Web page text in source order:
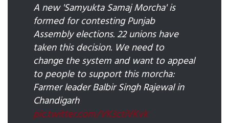
A new 'Samyukta Samaj Morcha' is
formed for contesting Punjab
Assembly elections. 22 unions have
taken this decision. We need to
change the system and want to appeal
to people to support this morcha:
Farmer leader Balbir Singh Rajewal in
Chandigarh
pic.twitter.com/VK3ctiVKvk